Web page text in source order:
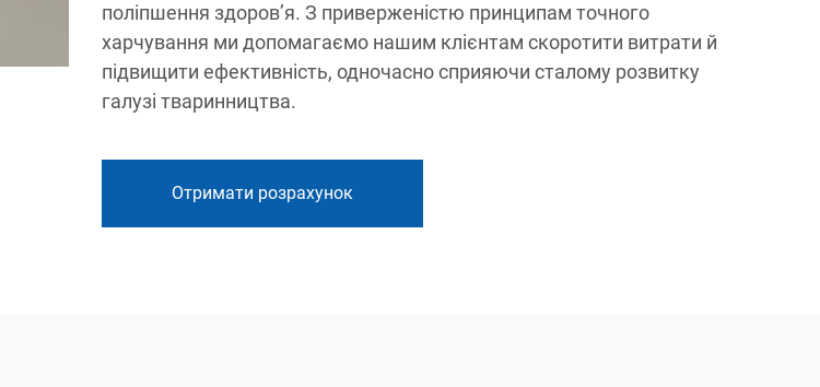
поліпшення здоров’я. З приверженістю принципам точного
харчування ми допомагаємо нашим клієнтам скоротити витрати й
підвищити ефективність, одночасно сприяючи сталому розвитку
галузі тваринництва.
Отримати розрахунок